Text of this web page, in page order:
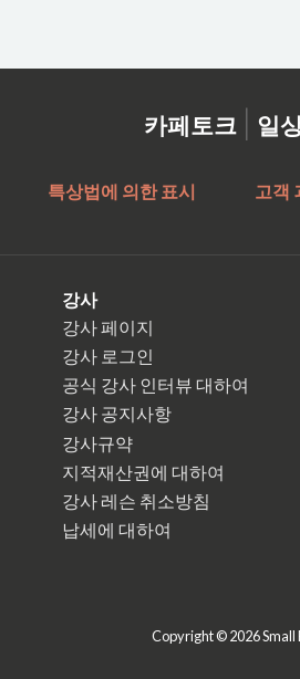
카페토크 | 일
특상법에 의한 표시 고객
강사
강사 페이지
강사 로그인
공식 강사 인터뷰 대하여
강사 공지사항
강사규약
지적재산권에 대하여
강사 레슨 취소방침
납세에 대하여
Copyright © 2026 Small